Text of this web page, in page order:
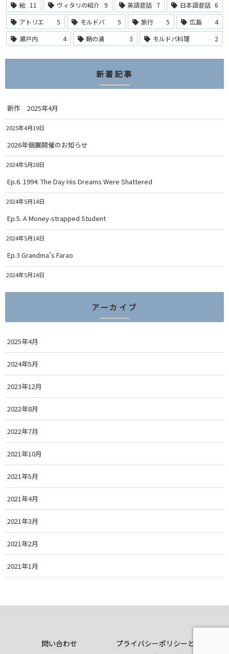
絵 11 ヴィタリの紹介 9 英語昔話 7 日本語昔話 6
アトリエ
5 モルドバ 5 旅行 5 広島
4
瀬戸内
4 鞆の浦 3 モルドバ料理 2
新着記事
新作 2025年4月
2025年4月19日
2026年個展開催のお知らせ
2024年5月28日
Ep.6. 1994: The Day His Dreams Were Shattered
2024年5月14日
Ep.5. A Money-strapped Student
2024年5月14日
Ep.3 Grandma’s Farao
2024年5月14日
アーカイブ
2025年4月
2024年5月
2023年12月
2022年8月
2022年7月
2021年10月
2021年5月
2021年4月
2021年3月
2021年2月
2021年1月
問い合わせ
プライバシーポリシーと免責条項